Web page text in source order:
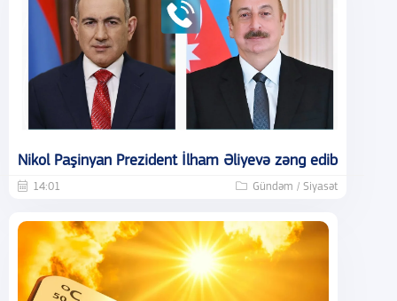
Nikol Paşinyan Prezident İlham Əliyevə zəng edib
14:01 Gündəm / Siyasət